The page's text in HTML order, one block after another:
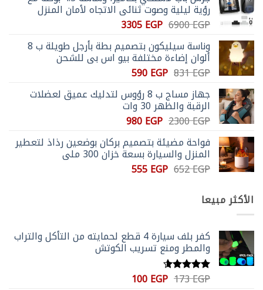
رؤية ليلية وصوت ثنائي الاتجاه لأمان المنزل
6900EGP السعر
الأصلي
هو:
6900 EGP.
3305EGP السعر
هو:
3305 EGP.
وناسة سيليكون بتصميم بطة بأرجل طويلة ب 8
ألوان إضاءة مختلفة بيو اس بي للشحن
831EGP السعر
هو:
831 EGP.
590EGP السعر
هو:
590 EGP.
جهاز مساج ب 8 رؤوس لتدليك عميق لعضلات
الرقبة والظهر 30 وات
2300EGP السعر
هو:
2300 EGP.
980EGP السعر
الحالي
هو:
980 EGP.
فواحة مضيئة بتصميم بركان بوضعين رذاذ لتعطير
المنزل والسيارة بسعة خزان 300 ملي
652EGP السعر555EGP السعر
الأكثر مبيعا
كفر بلف سيارة 4 قطع لحمايته من التأكل والتراب
والمطر ومنع تسريب الكوتش
تم التقييم
173EGP السعر100EGP السعر